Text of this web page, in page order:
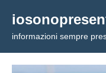
contenuto
informazioni sempre